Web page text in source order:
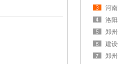
河
洛
郑
建
郑